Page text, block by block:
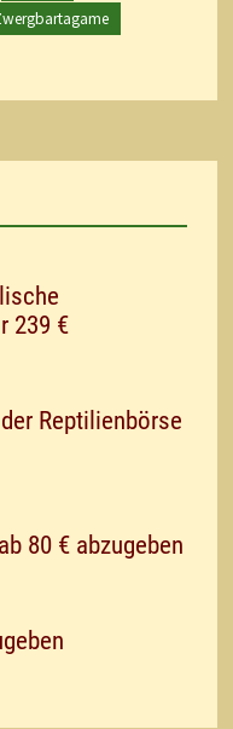
239 €
Reptilienbörse
80 € abzugeben